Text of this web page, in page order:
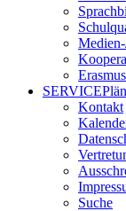
SERVICE
Kontakt
Suche